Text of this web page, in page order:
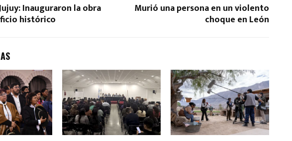
Inauguraron la obra
histórico
Murió una persona en un violento
choque en León